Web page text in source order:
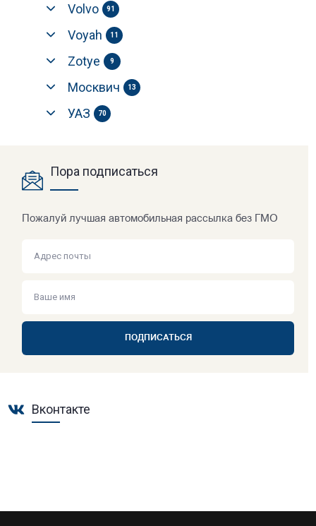
Volvo 91
Voyah 11
Zotye 9
Москвич 13
УАЗ 70
Пора подписаться
Пожалуй лучшая автомобильная рассылка без ГМО
ПОДПИСАТЬСЯ
Вконтакте